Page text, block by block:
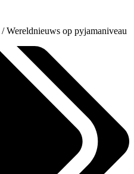
/Wereldnieuws op pyjamaniveau